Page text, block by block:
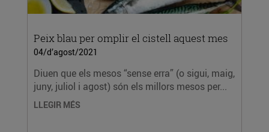
Peix blau per omplir el cistell aquest mes
04/d’agost/2021
Diuen que els mesos “sense erra” (o sigui, maig,
juny, juliol i agost) són els millors mesos per...
LLEGIR MÉS